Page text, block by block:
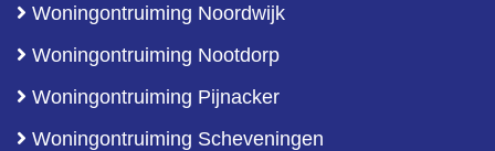
Woningontruiming Noordwijk
Woningontruiming Nootdorp
Woningontruiming Pijnacker
Woningontruiming Scheveningen